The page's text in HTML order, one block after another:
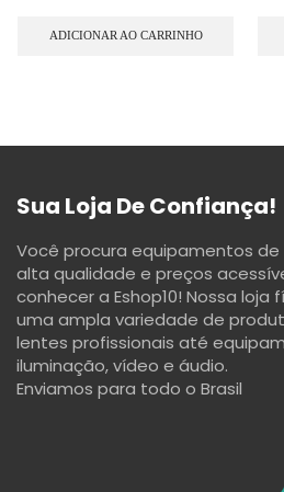
ADICIONAR AO CARRINHO
Sua Loja De Confiança!
Você procura equipamentos
alta qualidade e preços
conhecer a Eshop10! Nossa loja
uma ampla variedade de
lentes profissionais até
iluminação, vídeo e áudio.
Enviamos para todo o Brasil